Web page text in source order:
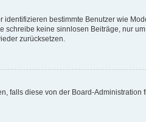
bestimmte Benutzer wie
keine sinnlosen Beiträge, nur
zurücksetzen.
falls diese von der Board-